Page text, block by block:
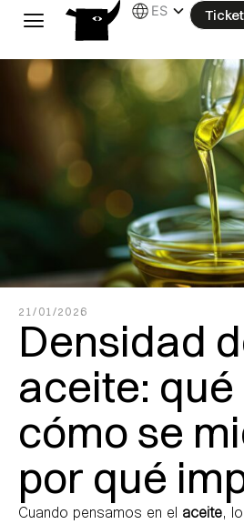
ES
21/01/2026
Densidad
aceite: qué
cómo se
por qué
Cuando pensamos en el aceite,